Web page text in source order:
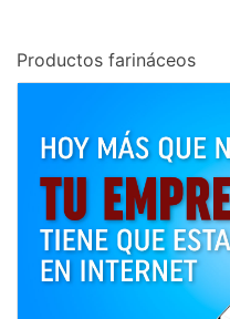
Productos farináceos